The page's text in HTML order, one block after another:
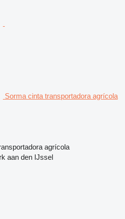
Sorma cinta transportadora agrícola
agrícola
aan den IJssel